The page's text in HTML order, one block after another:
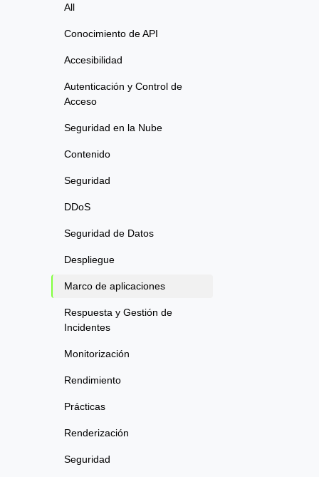
All
Conocimiento de API
Accesibilidad
Autenticación y Control de
Acceso
Seguridad en la Nube
Contenido
Seguridad
DDoS
Seguridad de Datos
Despliegue
Marco de aplicaciones
Respuesta y Gestión de
Incidentes
Monitorización
Rendimiento
Prácticas
Renderización
Seguridad